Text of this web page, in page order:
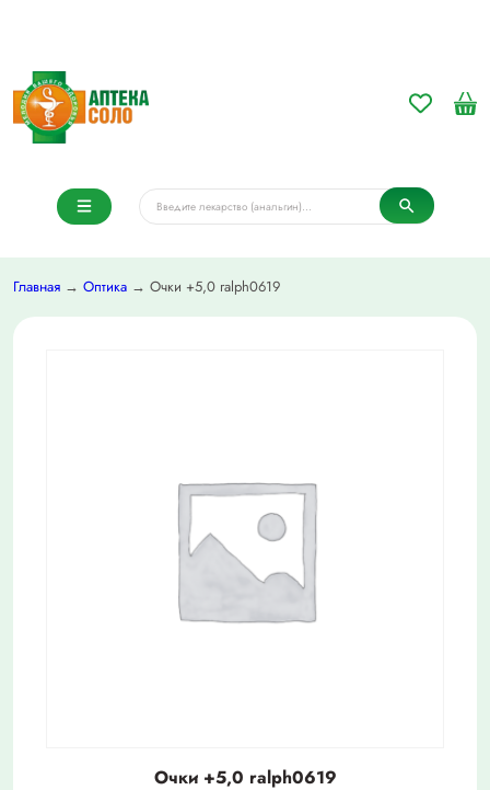
Главная → Оптика → Очки +5,0 ralph0619
Очки +5,0 ralph0619